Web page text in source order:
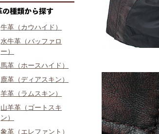
牛革（カウハイド）
水牛革（バッファロ
ー）
馬革（ホースハイド）
鹿革（ディアスキン）
羊革（ラムスキン）
山羊革（ゴートスキ
ン）
象革（エレファント）